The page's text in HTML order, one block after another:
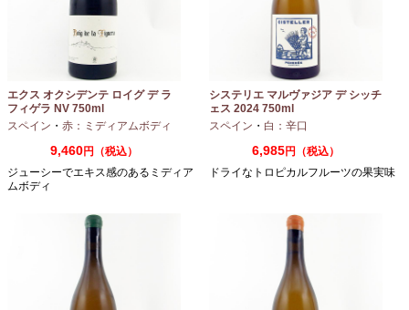
エクス オクシデンテ ロイグ デ ラ
フィゲラ NV 750ml
（2022/2023）
スペイン ・ 赤：ミディアムボディ
9,460円（税込）
ジューシーでエキス感のあるミディア
ムボディ
システリエ マルヴァジア デ シッチ
ェス 2024 750ml
スペイン ・ 白：辛口
6,985円（税込）
ドライなトロピカルフルーツの果実味